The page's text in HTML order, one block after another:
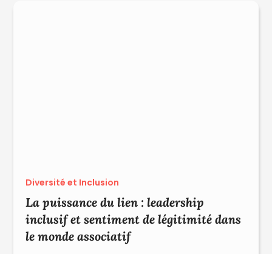
Diversité et Inclusion
La puissance du lien : leadership
inclusif et sentiment de légitimité dans
le monde associatif